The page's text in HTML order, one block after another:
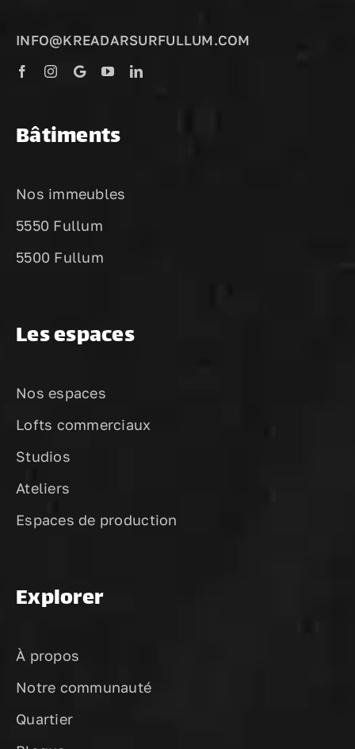
INFO@KREADARSURFULLUM.COM
Bâtiments
Nos immeubles
5550 Fullum
5500 Fullum
Les espaces
Nos espaces
Lofts commerciaux
Studios
Ateliers
Espaces de production
Explorer
À propos
Notre communauté
Quartier